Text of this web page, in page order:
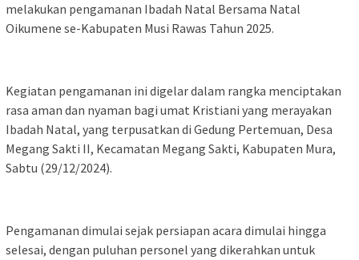
melakukan pengamanan Ibadah Natal Bersama Natal
Oikumene se-Kabupaten Musi Rawas Tahun 2025.
Kegiatan pengamanan ini digelar dalam rangka menciptakan
rasa aman dan nyaman bagi umat Kristiani yang merayakan
Ibadah Natal, yang terpusatkan di Gedung Pertemuan, Desa
Megang Sakti II, Kecamatan Megang Sakti, Kabupaten Mura,
Sabtu (29/12/2024).
Pengamanan dimulai sejak persiapan acara dimulai hingga
selesai, dengan puluhan personel yang dikerahkan untuk